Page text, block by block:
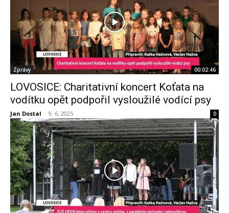
Zprávy 00:02:46
LOVOSICE: Charitativní koncert Koťata na
vodítku opět podpořil vysloužilé vodící psy
Jan Dostal - 9. 6. 2025 0